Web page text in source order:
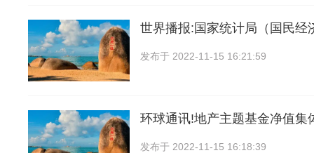
世界播报:国家统计局（国民经
发布于 2022-11-15 16:21:59
环球通讯!地产主题基金净值集
发布于 2022-11-15 16:18:39